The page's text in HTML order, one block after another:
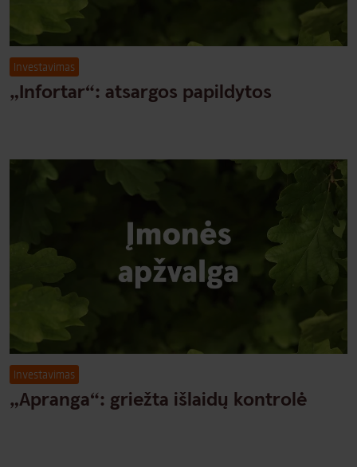
Investavimas
„Infortar“: atsargos papildytos
Investavimas
„Apranga“: griežta išlaidų kontrolė